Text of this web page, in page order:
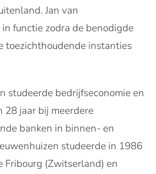
Jan van
functie zodra de benodigde
toezichthoudende instanties
studeerde bedrijfseconomie en
28 jaar bij meerdere
banken in binnen- en
studeerde in 1986
Fribourg (Zwitserland) en